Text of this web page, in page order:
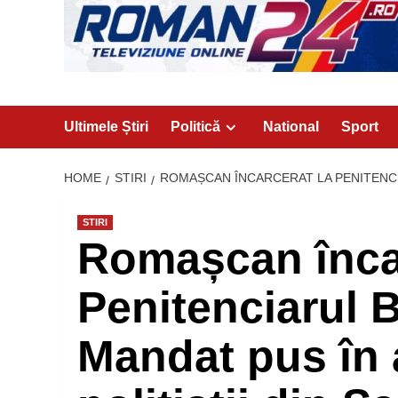
Ultimele Știri Politică National Sport
HOME STIRI ROMAȘCAN ÎNCARCERAT LA
STIRI
Romașcan
Penitenciarul
Mandat pus în